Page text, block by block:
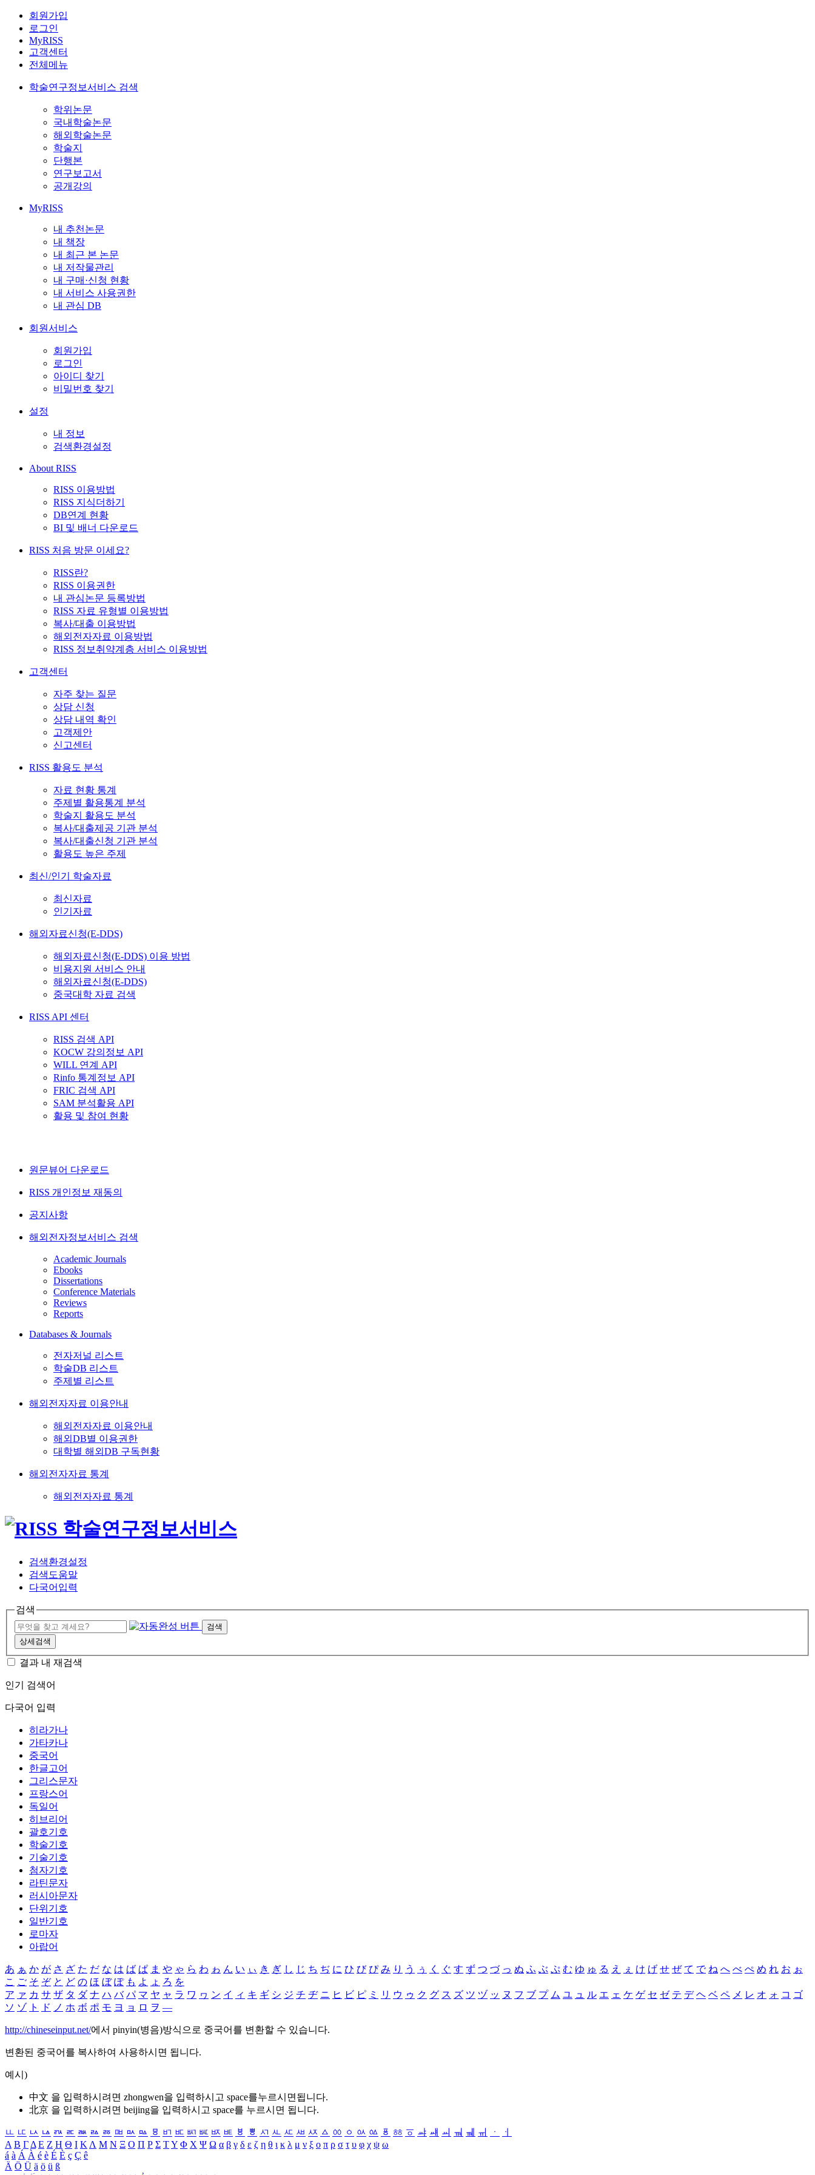
회원가입
로그인
MyRISS
고객센터
전체메뉴
학술연구정보서비스 검색
학위논문
국내학술논문
해외학술논문
학술지
단행본
연구보고서
공개강의
MyRISS
내 추천논문
내 책장
내 최근 본 논문
내 저작물관리
내 구매·신청 현황
내 서비스 사용권한
내 관심 DB
회원서비스
회원가입
로그인
아이디 찾기
비밀번호 찾기
설정
내 정보
검색환경설정
About RISS
RISS 이용방법
RISS 지식더하기
DB연계 현황
BI 및 배너 다운로드
RISS 처음 방문 이세요?
RISS란?
RISS 이용권한
내 관심논문 등록방법
RISS 자료 유형별 이용방법
복사/대출 이용방법
해외전자자료 이용방법
RISS 정보취약계층 서비스 이용방법
고객센터
자주 찾는 질문
상담 신청
상담 내역 확인
고객제안
신고센터
RISS 활용도 분석
자료 현황 통계
주제별 활용통계 분석
학술지 활용도 분석
복사/대출제공 기관 분석
복사/대출신청 기관 분석
활용도 높은 주제
최신/인기 학술자료
최신자료
인기자료
해외자료신청(E-DDS)
해외자료신청(E-DDS) 이용 방법
비용지원 서비스 안내
해외자료신청(E-DDS)
중국대학 자료 검색
RISS API 센터
RISS 검색 API
KOCW 강의정보 API
WILL 연계 API
Rinfo 통계정보 API
FRIC 검색 API
SAM 분석활용 API
활용 및 참여 현황
원문뷰어 다운로드
RISS 개인정보 재동의
공지사항
해외전자정보서비스 검색
Academic Journals
Ebooks
Dissertations
Conference Materials
Reviews
Reports
Databases & Journals
전자저널 리스트
학술DB 리스트
주제별 리스트
해외전자자료 이용안내
해외전자자료 이용안내
해외DB별 이용권한
대학별 해외DB 구독현황
해외전자자료 통계
해외전자자료 통계
검색환경설정
검색도움말
다국어입력
검색
검색
상세검색
결과 내 재검색
인기 검색어
다국어 입력
히라가나
가타카나
중국어
한글고어
그리스문자
프랑스어
독일어
히브리어
괄호기호
학술기호
기술기호
첨자기호
라틴문자
러시아문자
단위기호
일반기호
로마자
아랍어
あ ぁ か が さ ざ た だ な は ば ぱ ま や ゃ ら わ ゎ ん い ぃ き ぎ し じ ち ぢ に ひ び ぴ み り う ぅ く ぐ す ず つ づ っ ぬ ふ ぶ ぷ む ゆ ゅ る え ぇ け げ せ ぜ て で ね へ べ ぺ め れ お ぉ
こ ご そ ぞ と ど の ほ ぼ ぽ も よ ょ ろ を
ア ァ カ サ ザ タ ダ ナ ハ バ パ マ ヤ ャ ラ ワ ヮ ン イ ィ キ ギ シ ジ チ ヂ ニ ヒ ビ ピ ミ リ ウ ゥ ク グ ス ズ ツ ヅ ッ ヌ フ ブ プ ム ユ ュ ル エ ェ ケ ゲ セ ゼ テ デ ヘ ベ ペ メ レ オ ォ コ ゴ
ソ ゾ ト ド ノ ホ ボ ポ モ ヨ ョ ロ ヲ ―
http://chineseinput.net/에서 pinyin(병음)방식으로 중국어를 변환할 수 있습니다.
변환된 중국어를 복사하여 사용하시면 됩니다.
예시)
中文 을 입력하시려면 zhongwen을 입력하시고 space를누르시면됩니다.
北京 을 입력하시려면 beijing을 입력하시고 space를 누르시면 됩니다.
ㅥ ㅦ ㅧ ㅨ ㅩ ㅪ ㅫ ㅬ ㅭ ㅮ ㅯ ㅰ ㅱ ㅲ ㅳ ㅴ ㅵ ㅶ ㅷ ㅸ ㅹ ㅺ ㅻ ㅼ ㅽ ㅾ ㅿ ㆀ ㆁ ㆂ ㆃ ㆄ ㆅ ㆆ ㆇ ㆈ ㆉ ㆊ ㆋ ㆌ ㆍ
ㆎ
Α Β ΓΔ Ε Ζ Η Θ Ι ΚΛ Μ Ν Ξ Ο Π Ρ Σ ΤΥ Φ Χ Ψ Ω α β γ δ ε ζ η θ ι κ λ μ ν ξ ο π ρ σ τ υ φ χ ψ ω
á à Á À é è É È ç Ç ê
Ä Ö Ü ä ö ü ß